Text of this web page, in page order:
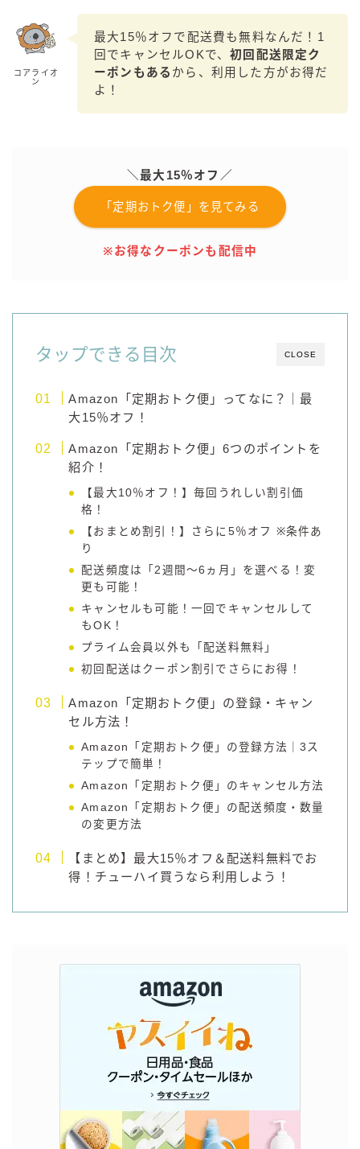
焼酎ハイボール
タカラCANチューハイ
宝焼酎のお茶割りシリーズ
寶「丸おろし」
タンチュー
コカ・コーラ
natura WATTA
合同酒精
その他メーカー
素滴しぼり
Amazon
運営者情報
お問い合わせ
コアライオ
ン
最大15％オフで配送費も無料なんだ！1
回でキャンセルOKで、初回配送限定ク
ーポンもある から、利用した方がお得だ
よ！
＼最大15％オフ／
「定期おトク便」を見てみる
※お得なクーポンも配信中
CLOSE
タップできる目次
Amazon「定期おトク便」ってなに？｜最
大15％オフ！
Amazon「定期おトク便」6つのポイントを
紹介！
【最大10％オフ！】毎回うれしい割引価
格！
【おまとめ割引！】さらに5％オフ ※条件あ
り
配送頻度は「2週間～6ヵ月」を選べる！変
更も可能！
キャンセルも可能！一回でキャンセルして
もOK！
プライム会員以外も「配送料無料」
初回配送はクーポン割引でさらにお得！
Amazon「定期おトク便」の登録・キャン
セル方法！
Amazon「定期おトク便」の登録方法｜3ス
テップで簡単！
Amazon「定期おトク便」のキャンセル方法
Amazon「定期おトク便」の配送頻度・数量
の変更方法
【まとめ】最大15％オフ＆配送料無料でお
得！チューハイ買うなら利用しよう！